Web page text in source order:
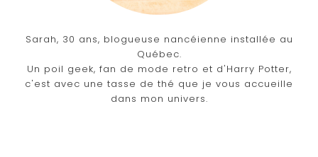
Sarah, 30 ans, blogueuse nancéienne installée au
Québec.
Un poil geek, fan de mode retro et d'Harry Potter,
c'est avec une tasse de thé que je vous accueille
dans mon univers.